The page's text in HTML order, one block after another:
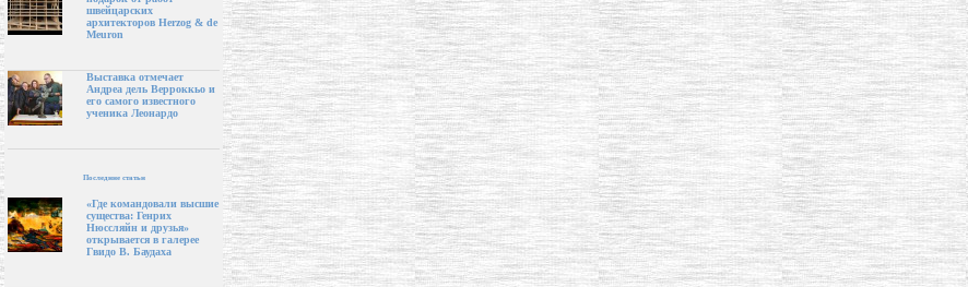
швейцарских
архитекторов Herzog & de
Meuron
Выставка отмечает
Андреа дель Верроккьо и
его самого известного
ученика Леонардо
Последние статьи
«Где командовали высшие
существа: Генрих
Нюссляйн и друзья»
открывается в галерее
Гвидо В. Баудаха